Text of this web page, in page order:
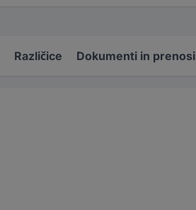
Različice Dokumenti in prenosi